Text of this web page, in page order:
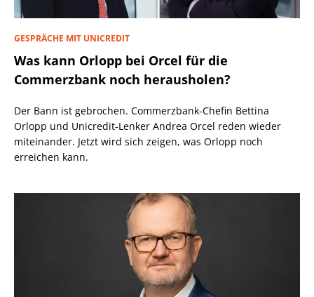
GESPRÄCHE MIT UNICREDIT
Was kann Orlopp bei Orcel für die
Commerzbank noch herausholen?
Der Bann ist gebrochen. Commerzbank-Chefin Bettina
Orlopp und Unicredit-Lenker Andrea Orcel reden wieder
miteinander. Jetzt wird sich zeigen, was Orlopp noch
erreichen kann.